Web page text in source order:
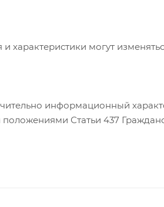
характеристики могут
информационный
Статьи 437